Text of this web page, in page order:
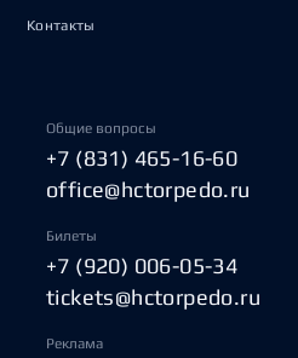
Контакты
Общие вопросы
+7 (831) 465-16-60
office@hctorpedo.ru
Билеты
+7 (920) 006-05-34
tickets@hctorpedo.ru
Реклама